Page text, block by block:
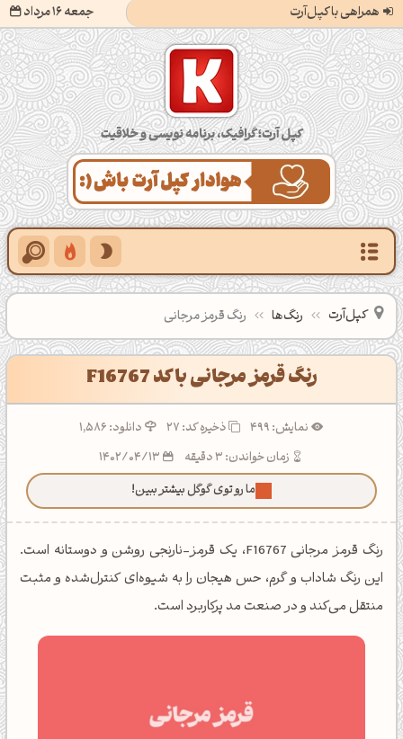
همراهی با کپل‌آرت جمعه 16 مرداد کپل‌آرت؛ گرافیک، برنامه‌نویسی و خلاقیت
کپل‌آرت رنگ‌ها رنگ قرمز مرجانی
رنگ قرمز مرجانی با کد F16767
نمایش: 499 ذخیره کد:27
دانلود: 1,586
زمان خواندن: 3 دقیقه
ما رو توی گوگل بیشتر ببین!
رنگ قرمز مرجانی F16767، یک قرمز-نارنجی روشن و دوستانه است.
این رنگ شاداب و گرم، حس هیجان را به شیوه‌ای کنترل‌شده و مثبت
منتقل می‌کند و در صنعت مد پرکاربرد است.